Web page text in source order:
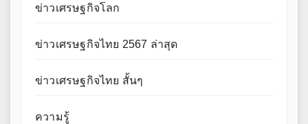
ข่าวเศรษฐกิจโลก
ข่าวเศรษฐกิจไทย 2567 ล่าสุด
ข่าวเศรษฐกิจไทย สั้นๆ
ความรู้